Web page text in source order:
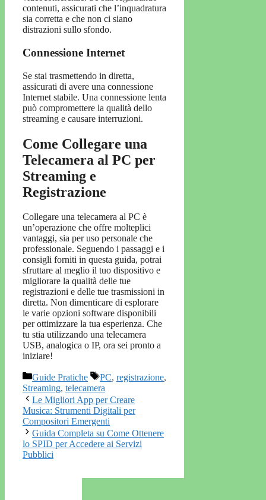
contenuti, assicurati che l’inquadratura
sia corretta e che non ci siano
distrazioni sullo sfondo.
Connessione Internet
Se stai trasmettendo in diretta,
assicurati di avere una connessione
Internet stabile. Una connessione lenta
può compromettere la qualità dello
streaming e causare interruzioni.
Come Collegare una
Telecamera al PC per
Streaming e
Registrazione
Collegare una telecamera al PC è
un’operazione che offre molteplici
vantaggi, sia per uso personale che
professionale. Seguendo i passaggi e i
consigli forniti in questa guida, potrai
sfruttare al meglio il tuo dispositivo e
migliorare la qualità delle tue
registrazioni e delle tue trasmissioni in
diretta. Non dimenticare di esplorare
le varie opzioni software disponibili
per ottimizzare la tua esperienza. Che
tu stia utilizzando una telecamera
USB, analogica o IP, ora sei pronto a
iniziare!
Categorie
Guide Pratiche Tag
PC, registrazione,
Streaming, telecamera
Le Migliori App per Creare
Musica: Strumenti Digitali per
Compositori Emergenti
Guida Completa su Come Ottenere
lo SPID per Accedere ai Servizi
Pubblici